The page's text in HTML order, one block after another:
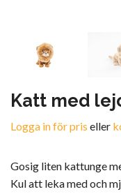
Katt med
Logga in för pris eller
Gosig liten kattunge
Kul att leka med och